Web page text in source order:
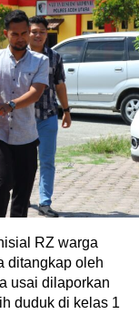
RZ warga
ditangkap oleh
usai dilaporkan
duduk di kelas 1